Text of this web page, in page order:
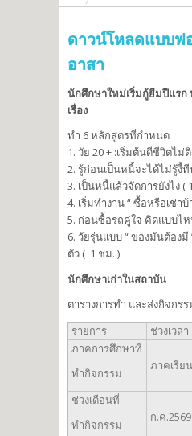
ดาวน์โหลดแบบฟ
อาสา
นักศึกษาใหม่เริ่มกู้ยืมปีแร
เรื่อง
ทำ 6 หลักสูตรที่กำหนด
1. วัย 20 + :เริ่มต้นดีชีวิตไม่
2. รู้ก่อนเป็นหนี้จะได้ไม่รู้งี้
3. เป็นหนี้แล้วจัดการยังไง (
4. เริ่มทำงาน “ ซื้อหรือเช่า
5. ก่อนซื้อรถคู่ใจ คิดแบบไห
6. วัยรุ่นแบบ “ ของมันต้อง
ตัว ( 1 ชม. )
นักศึกษาเก่าในสถาบัน
ตารางการทำ และส่งกิจกร
รายการ
ช่วงเวลา
ภาคการศึกษาที่
ทำกิจกรรม
ภาคเรีย
ช่วงเดือนที่
ทำกิจกรรม
ก.ค